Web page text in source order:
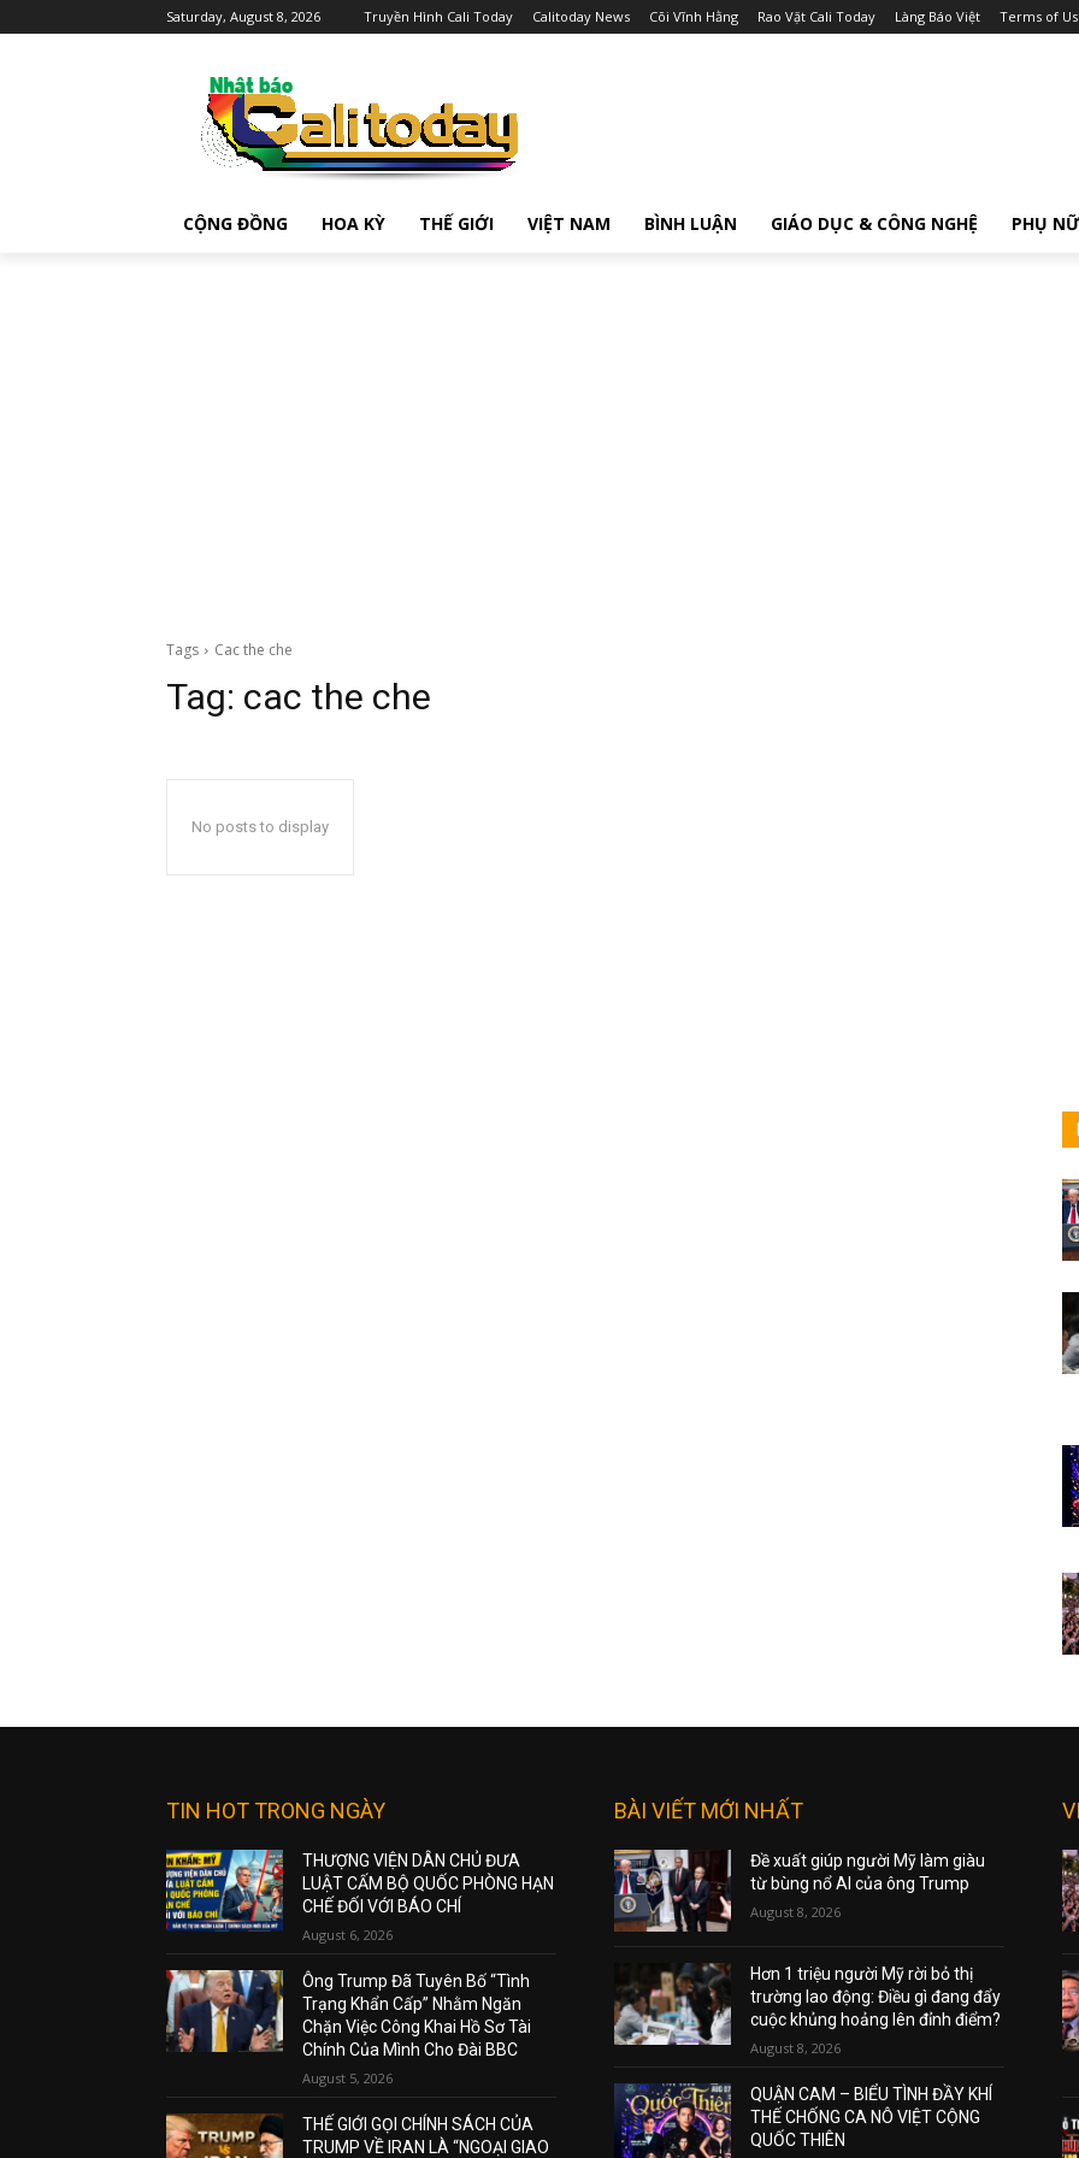
Saturday, August 8, 2026 Truyền Hình Cali Today Calitoday News Cõi Vĩnh Hằng Rao Vặt Cali Today Làng Báo Việt Terms of
CỘNG ĐỒNG HOA KỲ THẾ GIỚI VIỆT NAM BÌNH LUẬN GIÁO DỤC & CÔNG NGHỆ PHỤ NỮ
Tags Cac the che
Tag: cac the che
No posts to display
TIN HOT TRONG NGÀY
THƯỢNG VIỆN DÂN CHỦ ĐƯA
LUẬT CẤM BỘ QUỐC PHÒNG HẠN
CHẾ ĐỐI VỚI BÁO CHÍ
August 6, 2026
Ông Trump Đã Tuyên Bố “Tình
Trạng Khẩn Cấp” Nhằm Ngăn
Chặn Việc Công Khai Hồ Sơ Tài
Chính Của Mình Cho Đài BBC
August 5, 2026
THẾ GIỚI GỌI CHÍNH SÁCH CỦA
TRUMP VỀ IRAN LÀ “NGOẠI GIAO
BÀI VIẾT MỚI NHẤT
Đề xuất giúp người Mỹ làm giàu
từ bùng nổ AI của ông Trump
August 8, 2026
Hơn 1 triệu người Mỹ rời bỏ thị
trường lao động: Điều gì đang đẩy
cuộc khủng hoảng lên đỉnh điểm?
August 8, 2026
QUẬN CAM – BIỂU TÌNH ĐẦY KHÍ
THẾ CHỐNG CA NÔ VIỆT CỘNG
QUỐC THIÊN